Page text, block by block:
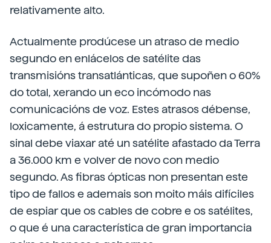
relativamente alto.
Actualmente prodúcese un atraso de medio
segundo en enlácelos de satélite das
transmisións transatlánticas, que supoñen o 60%
do total, xerando un eco incómodo nas
comunicacións de voz. Estes atrasos débense,
loxicamente, á estrutura do propio sistema. O
sinal debe viaxar até un satélite afastado da Terra
a 36.000 km e volver de novo con medio
segundo. As fibras ópticas non presentan este
tipo de fallos e ademais son moito máis difíciles
de espiar que os cables de cobre e os satélites,
o que é una característica de gran importancia